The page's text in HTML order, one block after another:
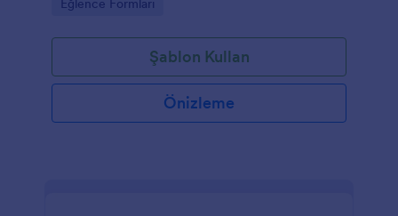
Eğlence Formları
Şablon Kullan
Önizleme